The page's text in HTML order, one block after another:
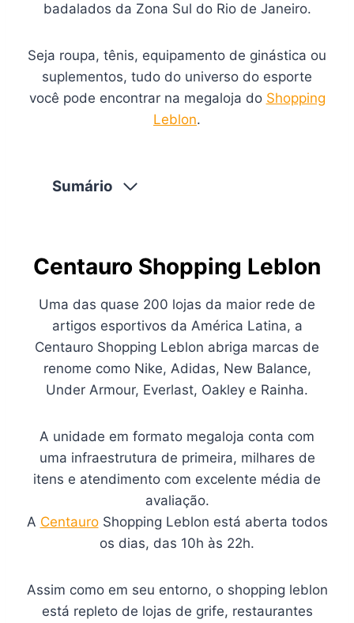
badalados da Zona Sul do Rio de Janeiro.
Seja roupa, tênis, equipamento de ginástica ou
suplementos, tudo do universo do esporte
você pode encontrar na megaloja do Shopping
Leblon.
Sumário
Centauro Shopping Leblon
Uma das quase 200 lojas da maior rede de
artigos esportivos da América Latina, a
Centauro Shopping Leblon abriga marcas de
renome como Nike, Adidas, New Balance,
Under Armour, Everlast, Oakley e Rainha.
A unidade em formato megaloja conta com
uma infraestrutura de primeira, milhares de
itens e atendimento com excelente média de
avaliação.
A CentauroShopping Leblon está aberta todos
os dias, das 10h às 22h.
Assim como em seu entorno, o shopping leblon
está repleto de lojas de grife, restaurantes